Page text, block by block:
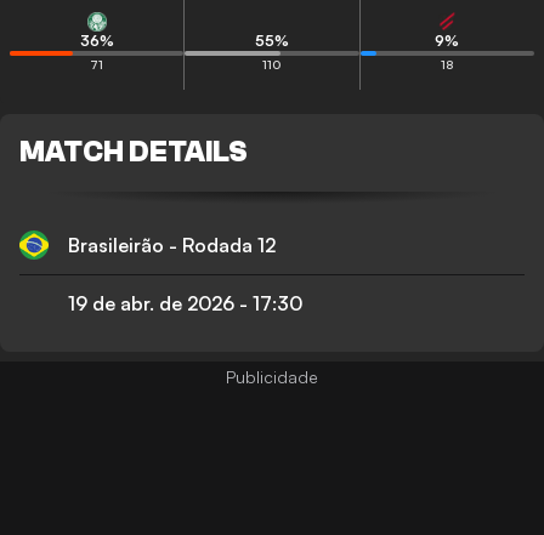
36%
71
55%
110
9%
18
MATCH DETAILS
Brasileirão - Rodada 12
19 de abr. de 2026 - 17:30